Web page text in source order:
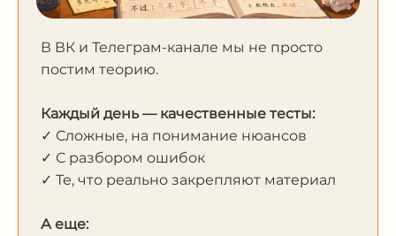
В ВК и Телеграм-канале мы не просто
постим теорию.
Каждый день — качественные тесты:
✓ Сложные, на понимание нюансов
✓ С разбором ошибок
✓ Те, что реально закрепляют материал
А еще: